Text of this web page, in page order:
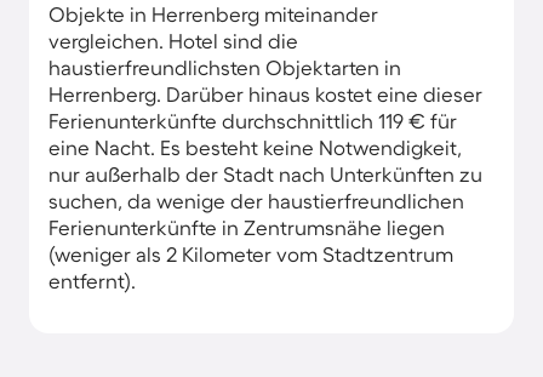
Objekte in Herrenberg miteinander
vergleichen. Hotel sind die
haustierfreundlichsten Objektarten in
Herrenberg. Darüber hinaus kostet eine dieser
Ferienunterkünfte durchschnittlich 119 € für
eine Nacht. Es besteht keine Notwendigkeit,
nur außerhalb der Stadt nach Unterkünften zu
suchen, da wenige der haustierfreundlichen
Ferienunterkünfte in Zentrumsnähe liegen
(weniger als 2 Kilometer vom Stadtzentrum
entfernt).